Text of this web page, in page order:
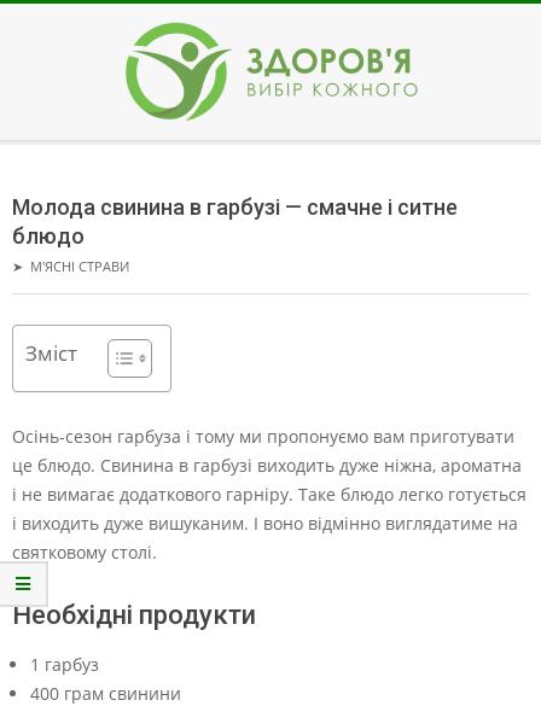
ЗДОРОВ'Я
Menu
Молода свинина в гарбузі — смачне і ситне
блюдо
➤ М'ЯСНІ СТРАВИ
Зміст
Осінь-сезон гарбуза і тому ми пропонуємо вам приготувати
це блюдо. Свинина в гарбузі виходить дуже ніжна, ароматна
і не вимагає додаткового гарніру. Таке блюдо легко готується
і виходить дуже вишуканим. І воно відмінно виглядатиме на
святковому столі.
Необхідні продукти
1 гарбуз
400 грам свинини